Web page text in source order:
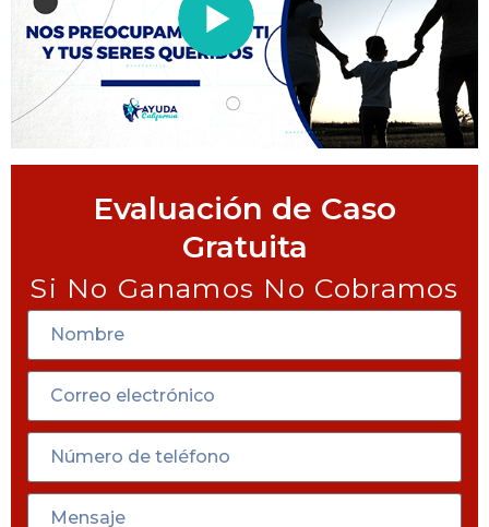
Evaluación de Caso
Gratuita
Si No Ganamos No Cobramos